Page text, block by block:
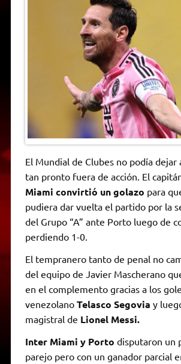
o
k
n
g
e
r
i
n
k
n
d
l
y
El Mundial de Clubes no podía dejar
tan pronto fuera de acción. El
Miami convirtió un golazo para
pudiera dar vuelta el partido por la
del Grupo “A” ante Porto luego de
perdiendo 1-0.
El tempranero tanto de penal no
del equipo de Javier Mascherano
en el complemento gracias a los
venezolanoTelasco Segovia y
magistral de Lionel Messi.
Inter Miami y Porto disputaron un
parejo pero con un ganador parcial